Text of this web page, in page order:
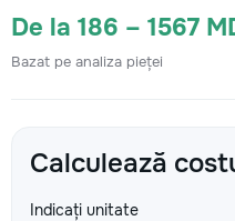
De la 186 – 1567
Bazat pe analiza pieței
Calculează
Indicați unitate